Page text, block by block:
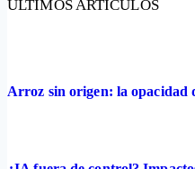
ÚLTIMOS ARTÍCULOS
Arroz sin origen: la opacidad